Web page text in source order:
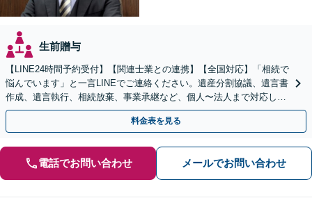
生前贈与
【LINE24時間予約受付】【関連士業との連携】【全国対応】「相続で
悩んでいます」と一言LINEでご連絡ください。遺産分割協議、遺言書
作成、遺言執行、相続放棄、事業承継など、個人〜法人まで対応しま
す。関連士業との連携でワンストップ解決！
料金表を見る
電話でお問い合わせ メールでお問い合わせ